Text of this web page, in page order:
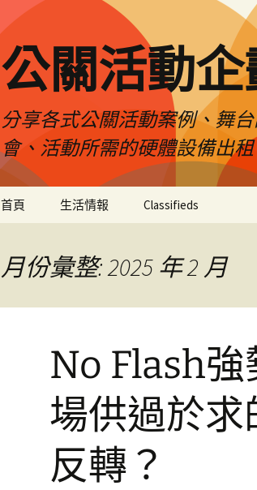
公關活動企
分享各式公關活動案例、舞
會、活動所需的硬體設備出
首頁 生活情報 Classifieds
月份彙整: 2025 年 2 月
No Flash強
場供過於
反轉？